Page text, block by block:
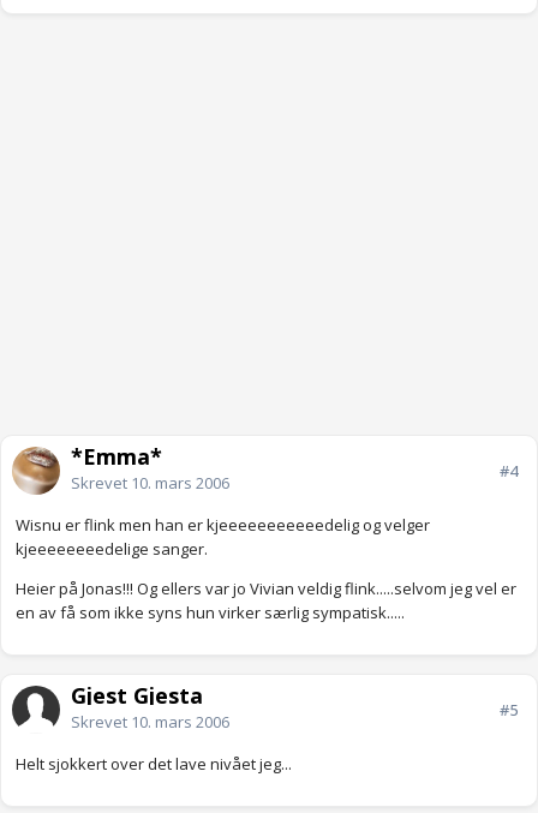
*Emma*
Skrevet 10. mars 2006
#4
Wisnu er flink men han er kjeeeeeeeeeeedelig og velger
kjeeeeeeeedelige sanger.
Heier på Jonas!!! Og ellers var jo Vivian veldig flink.....selvom jeg vel er
en av få som ikke syns hun virker særlig sympatisk.....
Gjest Gjesta
Skrevet 10. mars 2006
#5
Helt sjokkert over det lave nivået jeg...